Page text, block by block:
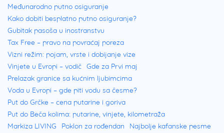
Međunarodno putno osiguranje
Kako dobiti besplatno putno osiguranje?
Gubitak pasoša u inostranstvu
Tax Free – pravo na povraćaj poreza
Vizni režim: pojam, vrste i dobijanje vize
Vinjete u Evropi – vodič Gde za Prvi maj
Prelazak granice sa kućnim ljubimcima
Voda u Evropi – gde piti vodu sa česme?
Put do Grčke – cena putarine i goriva
Put do Beča kolima: putarine, vinjete, kilometraža
Markiza LIVING
Poklon za rođendan
Najbolje kafanske pesme